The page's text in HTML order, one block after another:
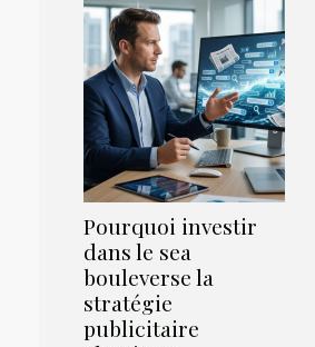
Pourquoi investir
dans le sea
bouleverse la
stratégie
publicitaire